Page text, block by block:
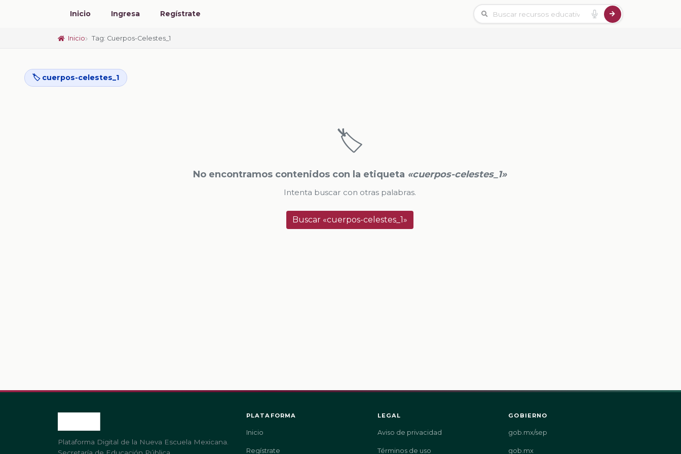
Inicio Ingresa Regístrate
Inicio Tag: Cuerpos-Celestes_1
🏷️ cuerpos-celestes_1
🏷️
No encontramos contenidos con la etiqueta «cuerpos-celestes_1»
Intenta buscar con otras palabras.
Buscar «cuerpos-celestes_1»
Plataforma Digital de la Nueva Escuela Mexicana.
PLATAFORMA
Inicio
Regístrate
LEGAL
Aviso de privacidad
Términos de uso
GOBIERNO
gob.mx/sep
gob.mx